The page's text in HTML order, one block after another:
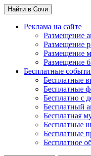
Найти в Сочи
Реклама на сайте
Размещение
Размещение
Размещение
Размещение
Бесплатные
Бесплатные
Бесплатные
Бесплатно с
Бесплатный
Бесплатная
Бесплатные
Бесплатные
Бесплатное